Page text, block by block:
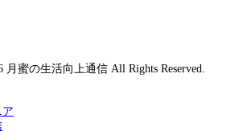
月蜜の生活向上通信 All Rights Reserved.
ア